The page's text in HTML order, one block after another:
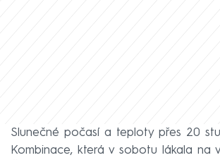
Slunečné počasí a teploty přes 20
Kombinace, která v sobotu lákala na